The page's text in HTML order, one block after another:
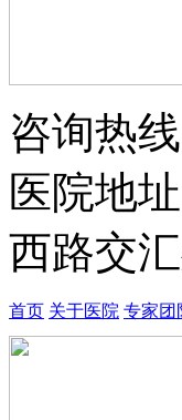
黄省让，男，医生。
于郑州第四军医…【
咨询热
医院地
西路交
首页 关于医院 专家团